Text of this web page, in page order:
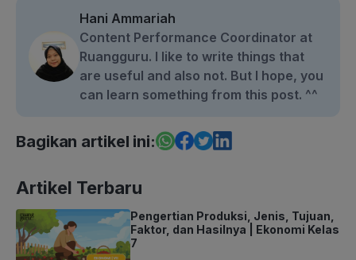
Hani Ammariah
Content Performance Coordinator at
Ruangguru. I like to write things that
are useful and also not. But I hope, you
can learn something from this post. ^^
Bagikan artikel ini:
Artikel Terbaru
Pengertian Produksi, Jenis, Tujuan,
Faktor, dan Hasilnya | Ekonomi Kelas
7